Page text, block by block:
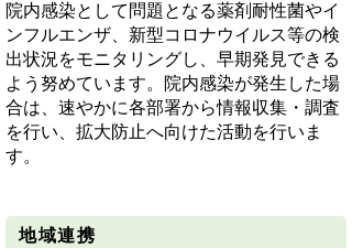
院内感染として問題となる薬剤耐性菌やイ
ンフルエンザ、新型コロナウイルス等の検
出状況をモニタリングし、早期発見できる
よう努めています。院内感染が発生した場
合は、速やかに各部署から情報収集・調査
を行い、拡大防止へ向けた活動を行いま
す。
地域連携